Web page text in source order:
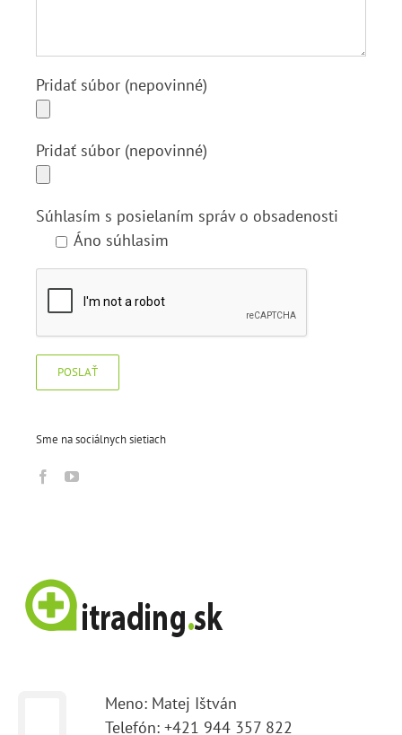
Pridať súbor (nepovinné)
Pridať súbor (nepovinné)
Súhlasím s posielaním správ o obsadenosti
Áno súhlasim
Sme na sociálnych sietiach
Meno: Matej Ištván
Telefón: +421 944 357 822